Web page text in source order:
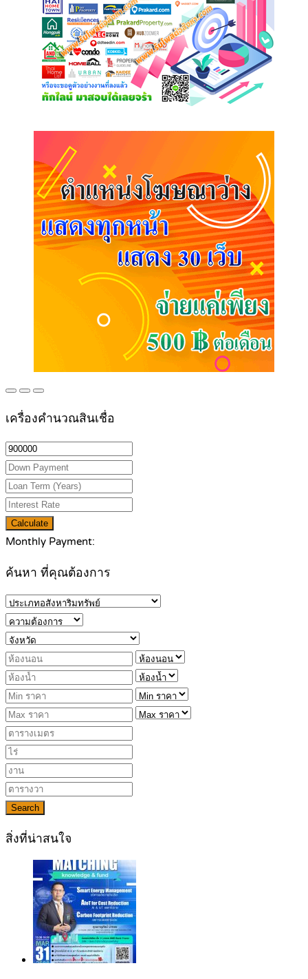
เครื่องคำนวณสินเชื่อ
Calculate
Monthly Payment:
ค้นหา ที่คุณต้องการ
Search
สิ่งที่น่าสนใจ